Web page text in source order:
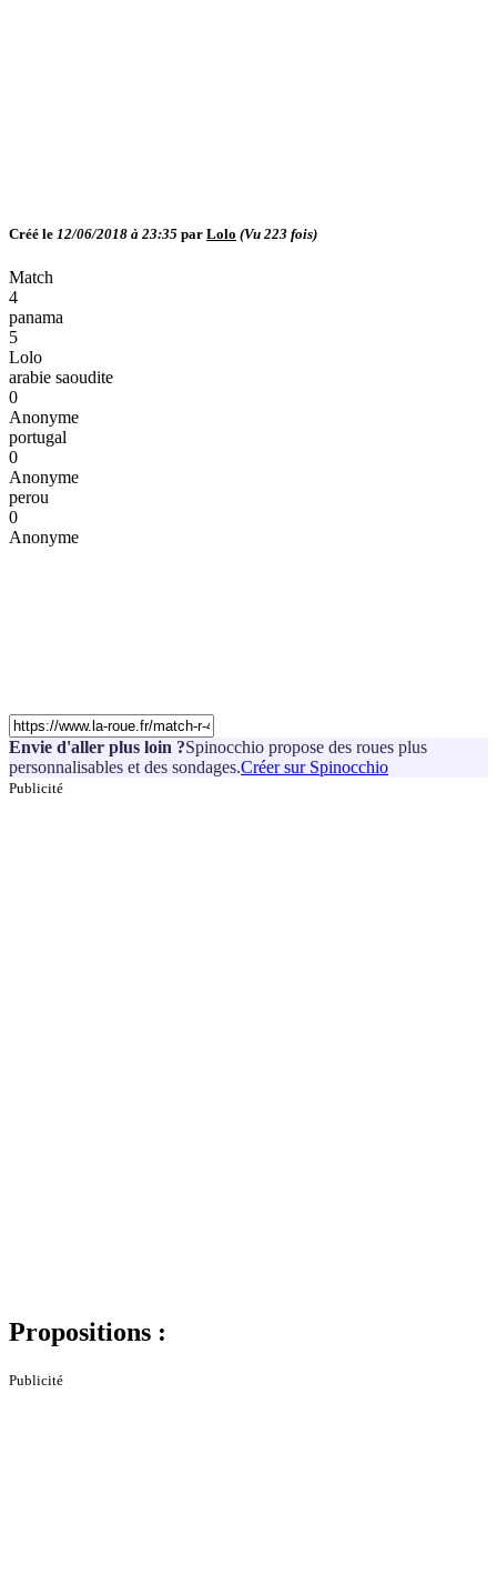
Créé le 12/06/2018 à 23:35 par Lolo (Vu 223 fois)
Match
4
panama
5
Lolo
arabie saoudite
0
Anonyme
portugal
0
Anonyme
perou
0
Anonyme
Envie d'aller plus loin ?Spinocchio propose des roues plus
personnalisables et des sondages.Créer sur Spinocchio
Publicité
Propositions :
Publicité